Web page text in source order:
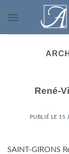
René-
PUBLIÉ LE 15
SAINT-GIRONS